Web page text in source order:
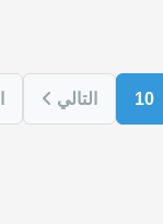
10 التالي